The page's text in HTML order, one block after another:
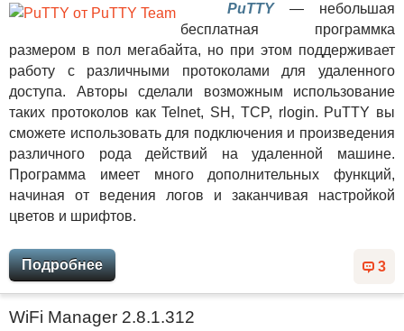
PuTTY— небольшая
бесплатная программка
размером в пол мегабайта, но при этом поддерживает
работу с различными протоколами для удаленного
доступа. Авторы сделали возможным использование
таких протоколов как Telnet, SH, TCP, rlogin. PuTTY вы
сможете использовать для подключения и произведения
различного рода действий на удаленной машине.
Программа имеет много дополнительных функций,
начиная от ведения логов и заканчивая настройкой
цветов и шрифтов.
3
Подробнее
WiFi Manager 2.8.1.312